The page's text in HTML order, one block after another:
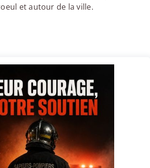
et autour de la ville.